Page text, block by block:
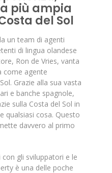
più ampia
del Sol
un team di agenti
di lingua olandese
Ron de Vries, vanta
come agente
Grazie alla sua vasta
e banche spagnole,
sulla Costa del Sol in
qualsiasi cosa. Questo
davvero al primo
gli sviluppatori e le
è una delle poche